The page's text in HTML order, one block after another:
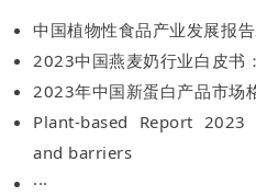
中国植物性食品产业发展报
2023中国燕麦奶行业白皮书
2023年中国新蛋白产品市场
Plant-based Report
and barriers
···